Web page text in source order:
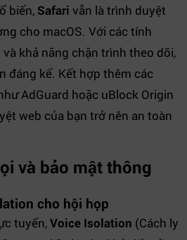
biến, Safari vẫn là trình duyệt
cho macOS. Với các tính
khả năng chặn trình theo dõi,
đáng kể. Kết hợp thêm các
AdGuard hoặc uBlock Origin
web của bạn trở nên an toàn
và bảo mật thông
cho hội họp
tuyến,Voice Isolation (Cách ly